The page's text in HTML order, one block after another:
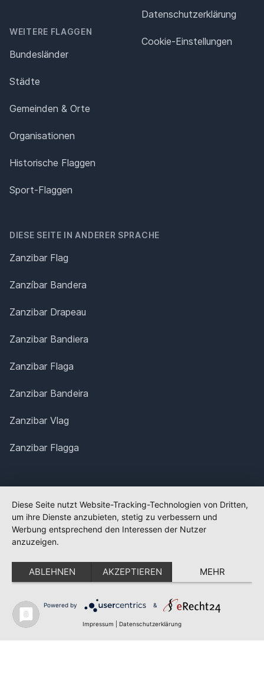
WEITERE FLAGGEN
Bundesländer
Städte
Gemeinden & Orte
Organisationen
Historische Flaggen
Sport-Flaggen
Datenschutz­erklärung
Cookie-Einstellungen
DIESE SEITE IN ANDERER SPRACHE
Zanzibar Flag
Zanzíbar Bandera
Zanzibar Drapeau
Zanzibar Bandiera
Zanzibar Flaga
Zanzibar Bandeira
Zanzibar Vlag
Zanzibar Flagga
Diese Seite nutzt Website-Tracking-Technologien von Dritten,
um ihre Dienste anzubieten, stetig zu verbessern und
Werbung entsprechend den Interessen der Nutzer
anzuzeigen.
ABLEHNEN AKZEPTIEREN MEHR
Powered by &
Impressum Datenschutzerklärung